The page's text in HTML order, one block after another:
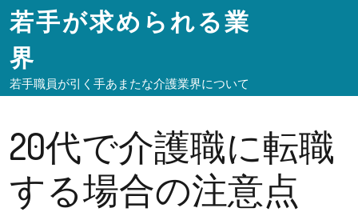
若手が求められる業
界
若手職員が引く手あまたな介護業界について
20代で介護職に転職
する場合の注意点